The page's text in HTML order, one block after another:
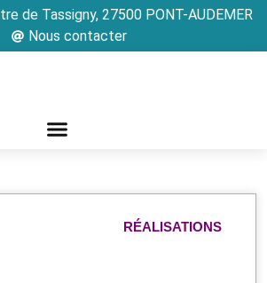
de Tassigny, 27500 PONT-AUDEMER
Nous contacter
RÉALISATIONS